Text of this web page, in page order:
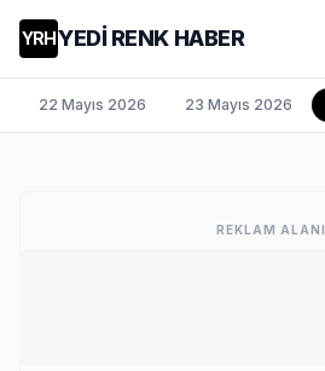
YRHYEDİ RENK HABER
22 Mayıs 2026 23 Mayıs 2026
REKLAM ALANI